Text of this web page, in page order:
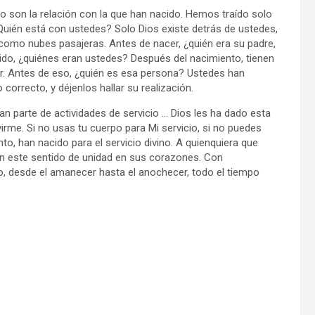
son la relación con la que han nacido. Hemos traído solo
está con ustedes? Solo Dios existe detrás de ustedes,
nubes pasajeras. Antes de nacer, ¿quién era su padre,
¿quiénes eran ustedes? Después del nacimiento, tienen
de eso, ¿quién es esa persona? Ustedes han
y déjenlos hallar su realización.
parte de actividades de servicio … Dios les ha dado esta
Si no usas tu cuerpo para Mi servicio, si no puedes
han nacido para el servicio divino. A quienquiera que
este sentido de unidad en sus corazones. Con
desde el amanecer hasta el anochecer, todo el tiempo